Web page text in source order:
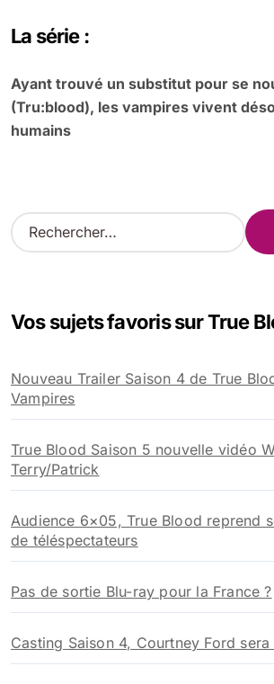
La série :
Ayant trouvé un substitut pour se
(Tru:blood), les vampires vivent
humains
R
e
r
e
r
Vos sujets favoris sur True
Nouveau Trailer Saison 4 de True
Vampires
True Blood Saison 5 nouvelle vidéo
Terry/Patrick
Audience 6×05, True Blood reprend
de téléspectateurs
Pas de sortie Blu-ray pour la France ?
Casting Saison 4, Courtney Ford